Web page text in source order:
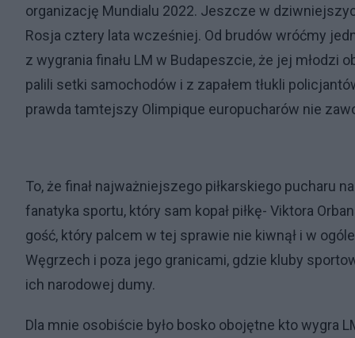
organizację Mundialu 2022. Jeszcze w
Rosja cztery lata wcześniej. Od brudów wróćmy
z wygrania finału LM w Budapeszcie, że jej
palili setki samochodów i z zapałem tłukli
prawda tamtejszy Olimpique europucharów nie
To, że finał najważniejszego piłkarskiego pucharu
fanatyka sportu, który sam kopał piłkę- Viktora
gość, który palcem w tej sprawie nie kiwnął i w
Węgrzech i poza jego granicami, gdzie kluby
ich narodowej dumy.
Dla mnie osobiście było bosko obojętne kto wygra